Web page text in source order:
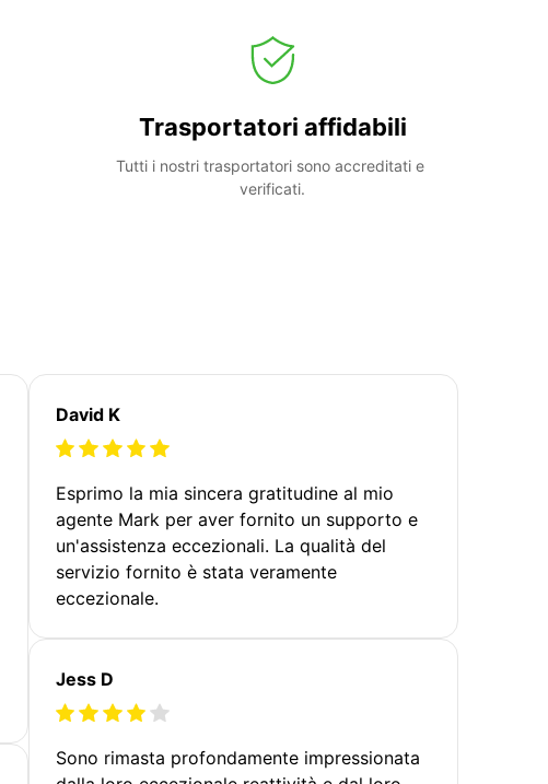
Trasportatori affidabili
Tutti i nostri trasportatori sono accreditati e
verificati.
David K
Esprimo la mia sincera gratitudine al mio
agente Mark per aver fornito un supporto e
un'assistenza eccezionali. La qualità del
servizio fornito è stata veramente
eccezionale.
Jess D
Sono rimasta profondamente impressionata